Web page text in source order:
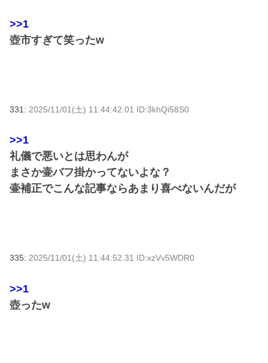
>>1
壺市すぎて笑ったw
331: 2025/11/01(土) 11:44:42.01 ID:3khQi58S0
>>1
礼儀で悪いとは思わんが
まさか壷バフ掛かってないよな？
壷補正でこんな記事ならあまり喜べないんだが
335: 2025/11/01(土) 11:44:52.31 ID:xzVv5WDR0
>>1
壺ったw